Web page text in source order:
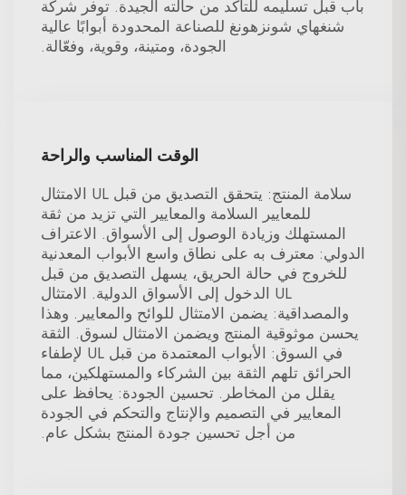
باب قبل تسليمه للتأكد من حالته الجيدة. توفر شركة
شنغهاي شونزهونغ للصناعة المحدودة أبوابًا عالية
الجودة، ومتينة، وقوية، وفعّالة.
الوقت المناسب والراحة
سلامة المنتج: يتحقق التصديق من قبل UL الامتثال
للمعايير السلامة والمعايير التي تزيد من ثقة
المستهلك وزيادة الوصول إلى الأسواق. الاعتراف
الدولي: معترف به على نطاق واسع الأبواب المعدنية
للخروج في حالة الحريق، يسهل التصديق من قبل
UL الدخول إلى الأسواق الدولية. الامتثال
والمصداقية: يضمن الامتثال للوائح والمعايير. وهذا
يحسن موثوقية المنتج ويضمن الامتثال لسوق. الثقة
في السوق: الأبواب المعتمدة من قبل UL لإطفاء
الحرائق تلهم الثقة بين الشركاء والمستهلكين، مما
يقلل من المخاطر. تحسين الجودة: يحافظ على
المعايير في التصميم والإنتاج والتحكم في الجودة
من أجل تحسين جودة المنتج بشكل عام.